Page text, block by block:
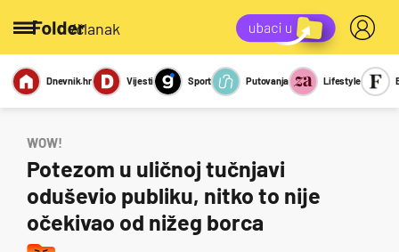
/članak
Miks Kviz
Report
Sexy
Dnevnik.hr Vijesti Sport Putovanja Lifestyle
WOW!
Potezom u uličnoj tučnjavi
oduševio publiku, nitko to nije
očekivao od nižeg borca